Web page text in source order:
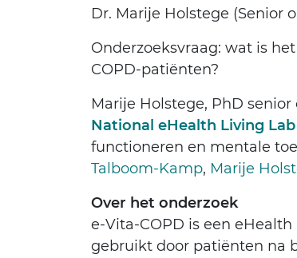
Dr. Marije Holstege (Senior
Onderzoeksvraag: wat is
COPD-patiënten?
Marije Holstege, PhD
National eHealth Living Lab
functioneren en mentale
Talboom-Kamp, Marije
Over het onderzoek
e-Vita-COPD is een
gebruikt door patiënten na